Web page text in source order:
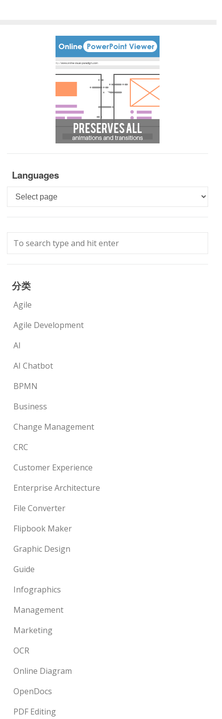
Languages
Languages
分类
Agile
Agile Development
AI
AI Chatbot
BPMN
Business
Change Management
CRC
Customer Experience
Enterprise Architecture
File Converter
Flipbook Maker
Graphic Design
Guide
Infographics
Management
Marketing
OCR
Online Diagram
OpenDocs
PDF Editing